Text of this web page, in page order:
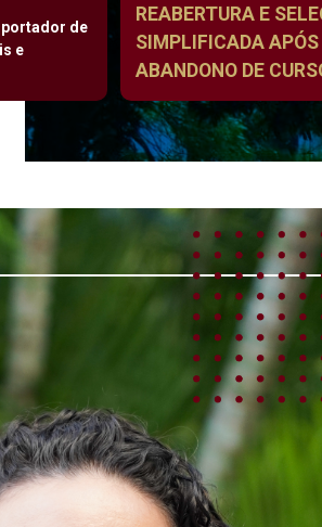
portador de
e
REABERTURA E
SIMPLIFICADA APÓS
ABANDONO DE